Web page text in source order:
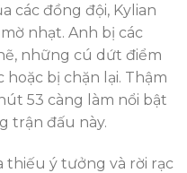
các đồng đội, Kylian
nhạt. Anh bị các
những cú dứt điểm
bị chặn lại. Thậm
53 càng làm nổi bật
trận đấu này.
thiếu ý tưởng và rời rạc